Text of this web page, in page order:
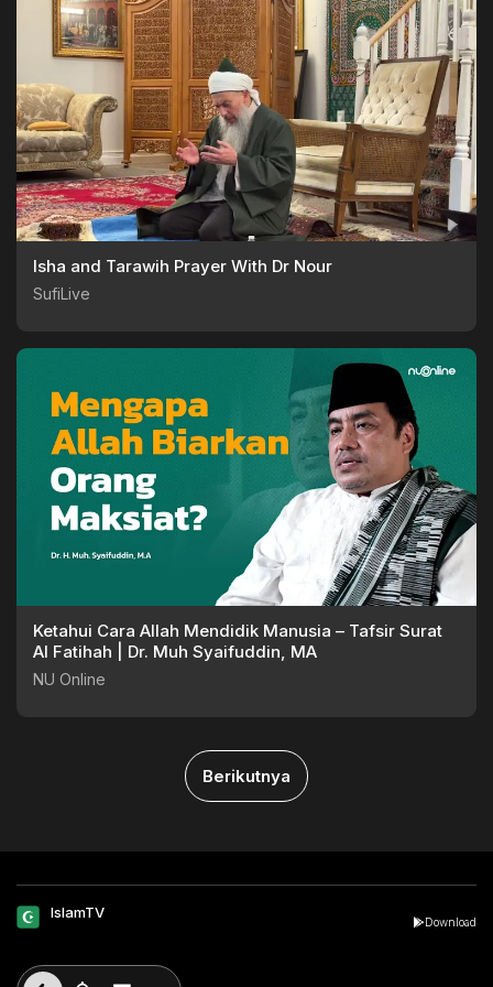
Isha and Tarawih Prayer With Dr Nour
SufiLive
Ketahui Cara Allah Mendidik Manusia – Tafsir Surat
Al Fatihah | Dr. Muh Syaifuddin, MA
NU Online
Berikutnya
IslamTV
Download